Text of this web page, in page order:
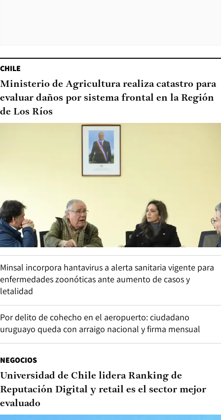
CHILE
Ministerio de Agricultura realiza catastro para
evaluar daños por sistema frontal en la Región
de Los Ríos
Minsal incorpora hantavirus a alerta sanitaria vigente para
enfermedades zoonóticas ante aumento de casos y
letalidad
Por delito de cohecho en el aeropuerto: ciudadano
uruguayo queda con arraigo nacional y firma mensual
NEGOCIOS
Universidad de Chile lidera Ranking de
Reputación Digital y retail es el sector mejor
evaluado